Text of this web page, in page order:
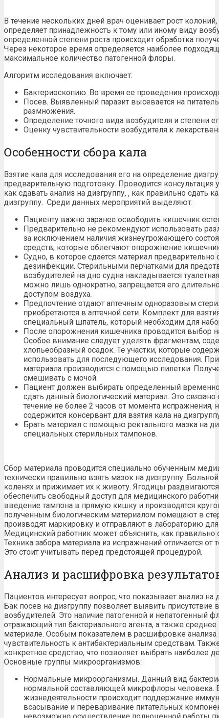
В течение нескольких дней врач оценивает рост
определяет принадлежность к тому или иному виду
определенной степени роста происходит обработка
Через некоторое время определяется наиболее
максимальное количество патогенной флоры.
Алгоритм исследования включает:
Бактериоскопию. Во время ее проведения
Посев. Выявленный паразит высевается на
размножения.
Определение точного вида возбудителя и степени
Оценку чувствительности возбудителя к
Особенности сбора кала
Взятие кала для исследования его на определение
предварительную подготовку. Проводится консультация
как сдавать анализ на дизгруппу, , как правильно сдать
дизгруппу. Среди данных мероприятий выделяют:
Пациенту важно заранее освободить кишечник
Предварительно не рекомендуют использовать
за исключением наличия жизнеугрожающего
средств, которые облегчают опорожнение
Судно, в которое сдаётся материал
дезинфекции. Стерильными перчатками для
возбудителей на дно судна накладывается
можно лишь однократно, запрещается его
доступом воздуха.
Предпочтение отдают аптечным одноразовым
приобретаются в аптечной сети. Комплект для
специальный шпатель, который необходим для
После опорожнения кишечника проводится выбор
Особое внимание следует уделять фрагментам,
хлопьеобразный осадок. Те участки, которые
использовать для последующего исследования.
материала производится с помощью пипетки.
смешивать с мочой.
Пациент должен выбирать определенный
сдать данный биологический материал. Это
течение не более 2 часов от момента испражнения,
содержится консервант для взятия кала на
Брать материал с помощью ректального мазка на
специальных стерильных тампонов.
Сбор материала проводится специально обученным
технически правильно взять мазок на дизгруппу.
коленях и прижимает их к животу. Ягодицы
обеспечить свободный доступ для медицинского
введение тампона в прямую кишку и производятся
полученным биологическим материалом помещают в
производят маркировку и отправляют в лабораторию
Медицинский работник может объяснить, как правильно
Техника забора материала из испражнений отличается от
Это стоит учитывать перед предстоящей процедурой.
Анализ и расшифровка
Пациентов интересует вопрос, что показывает анализ на
Бак посев на дизгруппу позволяет выявить присутствие
возбудителей. Это наличие патогенной и непатогенный
отражающий тип бактериального агента, а также
материале. Особым показателем в расшифровке анализа
чувствительность к антибактериальным средствам.
конкретное средство, что позволяет выбрать наиболее
Основные группы микроорганизмов:
Нормальные микроорганизмы. Данный вид
нормальной составляющей микрофлоры человека. В
жизнедеятельности происходит поддержание
всасывание и переваривание питательных